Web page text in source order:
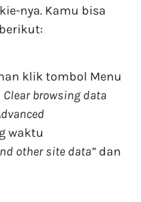
nya. Kamu bisa
klik tombol Menu
Clear browsing data
waktu
other site data” dan